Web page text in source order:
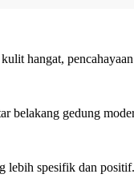
hangat,
belakang gedung
spesifik dan